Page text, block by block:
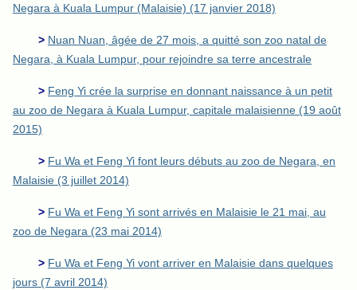
Negara à Kuala Lumpur (Malaisie) (17 janvier 2018)
> Nuan Nuan, âgée de 27 mois, a quitté son zoo natal de
Negara, à Kuala Lumpur, pour rejoindre sa terre ancestrale
> Feng Yi crée la surprise en donnant naissance à un petit
au zoo de Negara à Kuala Lumpur, capitale malaisienne (19 août
2015)
> Fu Wa et Feng Yi font leurs débuts au zoo de Negara, en
Malaisie (3 juillet 2014)
> Fu Wa et Feng Yi sont arrivés en Malaisie le 21 mai, au
zoo de Negara (23 mai 2014)
> Fu Wa et Feng Yi vont arriver en Malaisie dans quelques
jours (7 avril 2014)